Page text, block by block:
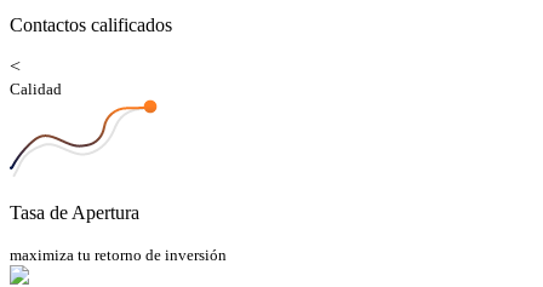
Contactos calificados
<
Calidad
Tasa de Apertura
maximiza tu retorno de inversión